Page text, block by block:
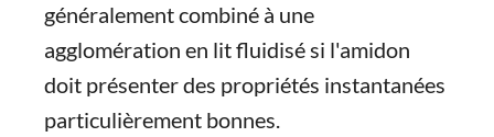
généralement combiné à une
agglomération en lit fluidisé si l'amidon
doit présenter des propriétés instantanées
particulièrement bonnes.